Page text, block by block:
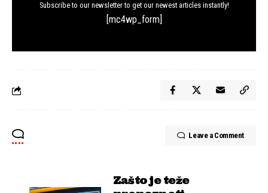
Subscribe to our newsletter to get our newest articles instantly!
[mc4wp_form]
Leave a Comment
Zašto je teže